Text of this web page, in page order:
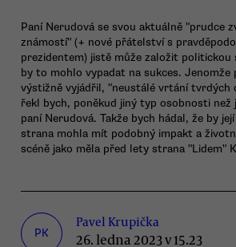
Paní Nerudová se svou aktuálně "prudce
známostí" (+ nové přátelství s
prezidentem) jistě může založit politickou
by to mohlo vypadat na sukces. Jenomže
výstižně vyjádřil, "neustálé vrtání tvrdých
řekl bych, poněkud jiný typ osobnosti než
paní Nerudová. Takže bych hádal, že by
strana mohla mít podobný impakt a
scéně jako měla před lety strana "Lidem"
PK
Pavel Krupička
26. ledna 2023 v 15.23